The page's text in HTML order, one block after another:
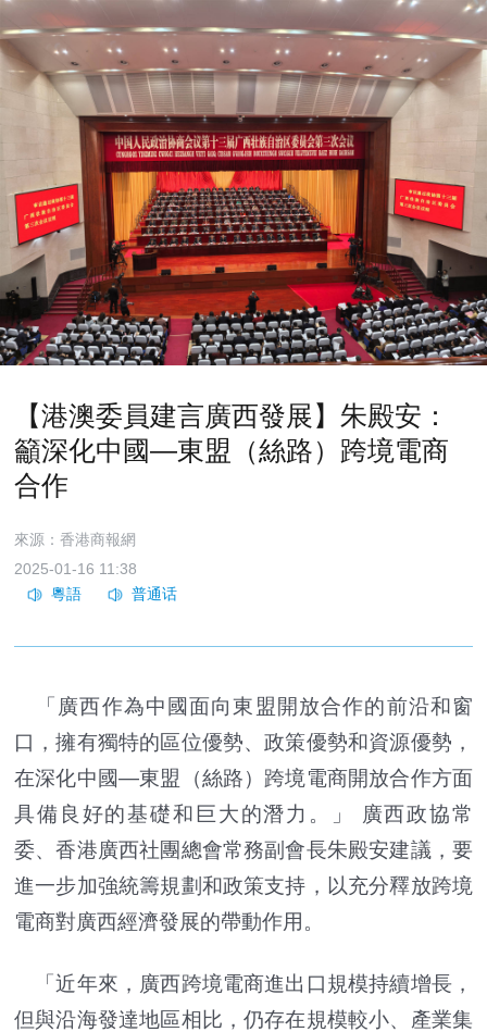
【港澳委員建言廣西發展】朱殿安：
籲深化中國—東盟（絲路）跨境電商
合作
來源：香港商報網
2025-01-16 11:38
「廣西作為中國面向東盟開放合作的前沿和窗
口，擁有獨特的區位優勢、政策優勢和資源優勢，
在深化中國—東盟（絲路）跨境電商開放合作方面
具備良好的基礎和巨大的潛力。」 廣西政協常
委、香港廣西社團總會常務副會長朱殿安建議，要
進一步加強統籌規劃和政策支持，以充分釋放跨境
電商對廣西經濟發展的帶動作用。
「近年來，廣西跨境電商進出口規模持續增長，
但與沿海發達地區相比，仍存在規模較小、產業集